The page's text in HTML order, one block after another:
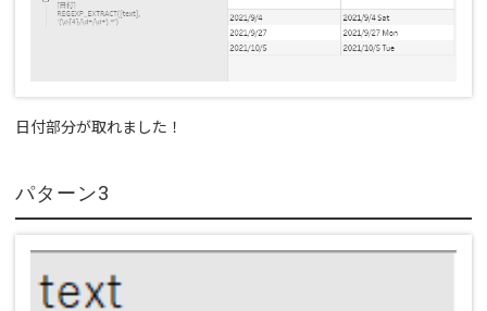
日付部分が取れました！
パターン3